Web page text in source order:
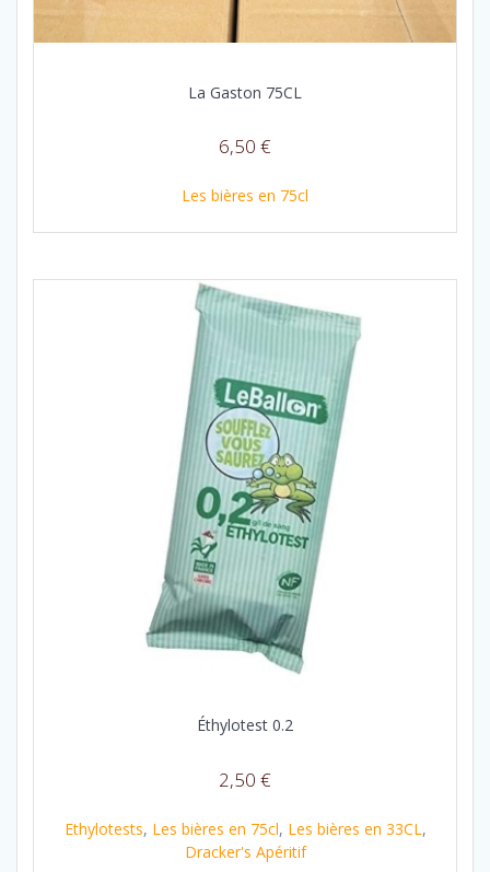
La Gaston 75CL
6,50 €
Les bières en 75cl
Éthylotest 0.2
2,50 €
Ethylotests, Les bières en 75cl, Les bières en 33CL,
Dracker's Apéritif